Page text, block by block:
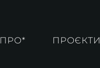
ПРО* ПРОЄКТИ